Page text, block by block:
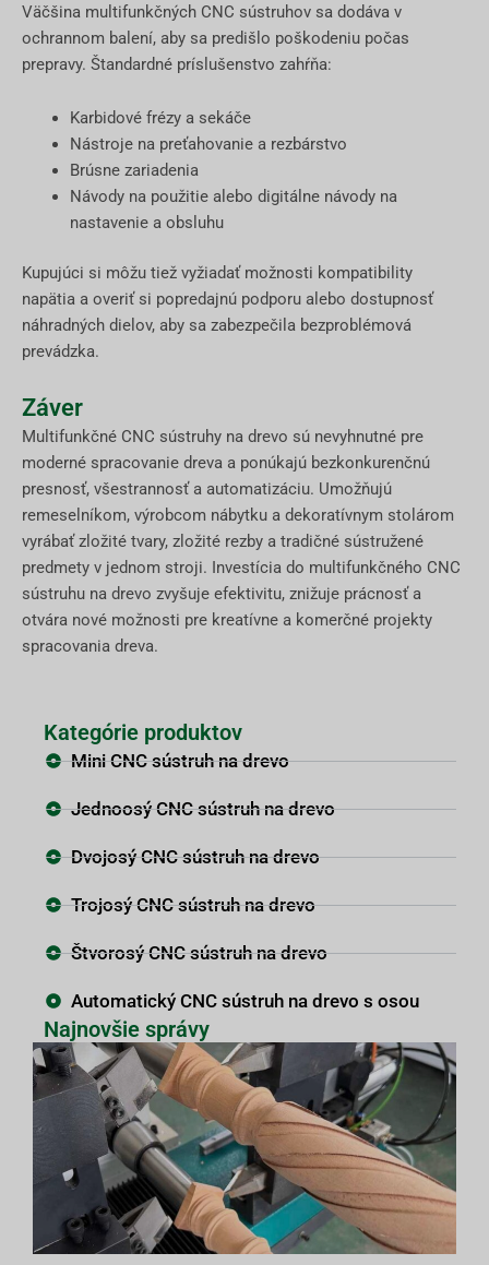
Väčšina multifunkčných CNC sústruhov sa dodáva v
ochrannom balení, aby sa predišlo poškodeniu počas
prepravy. Štandardné príslušenstvo zahŕňa:
Karbidové frézy a sekáče
Nástroje na preťahovanie a rezbárstvo
Brúsne zariadenia
Návody na použitie alebo digitálne návody na
nastavenie a obsluhu
Kupujúci si môžu tiež vyžiadať možnosti kompatibility
napätia a overiť si popredajnú podporu alebo dostupnosť
náhradných dielov, aby sa zabezpečila bezproblémová
prevádzka.
Záver
Multifunkčné CNC sústruhy na drevo sú nevyhnutné pre
moderné spracovanie dreva a ponúkajú bezkonkurenčnú
presnosť, všestrannosť a automatizáciu. Umožňujú
remeselníkom, výrobcom nábytku a dekoratívnym stolárom
vyrábať zložité tvary, zložité rezby a tradičné sústružené
predmety v jednom stroji. Investícia do multifunkčného CNC
sústruhu na drevo zvyšuje efektivitu, znižuje prácnosť a
otvára nové možnosti pre kreatívne a komerčné projekty
spracovania dreva.
Kategórie produktov
Mini CNC sústruh na drevo
Jednoosý CNC sústruh na drevo
Dvojosý CNC sústruh na drevo
Trojosý CNC sústruh na drevo
Štvorosý CNC sústruh na drevo
Automatický CNC sústruh na drevo s osou
Najnovšie správy